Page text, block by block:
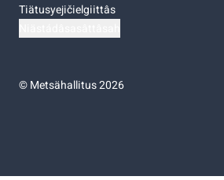
Tiätusyejičielgiittâs
©Metsähallitus 2026